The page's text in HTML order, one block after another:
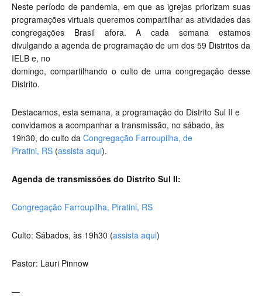
Neste período de pandemia, em que as igrejas priorizam suas
programações virtuais queremos compartilhar as atividades das
congregações Brasil afora. A cada semana estamos
divulgando a agenda de programação de um dos 59 Distritos da
IELB e, no
domingo, compartilhando o culto de uma congregação desse
Distrito.
Destacamos, esta semana, a programação do Distrito Sul II e
convidamos a acompanhar a transmissão, no sábado, às
19h30, do culto da Congregação Farroupilha, de
Piratini, RS (assista aqui).
Agenda de transmissões do Distrito Sul II:
Congregação Farroupilha, Piratini, RS
Culto: Sábados, às 19h30 (assista aqui)
Pastor: Lauri Pinnow
—